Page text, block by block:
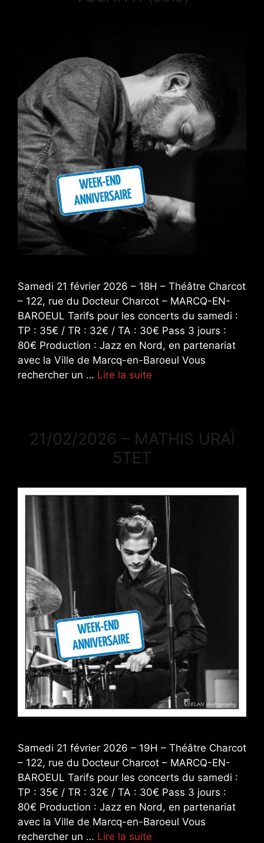
Samedi 21 février 2026 – 18H – Théâtre Charcot
– 122, rue du Docteur Charcot – MARCQ-EN-
BAROEUL Tarifs pour les concerts du samedi :
TP : 35€ / TR : 32€ / TA : 30€ Pass 3 jours :
80€ Production : Jazz en Nord, en partenariat
avec la Ville de Marcq-en-Baroeul Vous
rechercher un … Lire la suite
21/02/2026 – MATHIS URAÏ
5TET
Samedi 21 février 2026 – 19H – Théâtre Charcot
– 122, rue du Docteur Charcot – MARCQ-EN-
BAROEUL Tarifs pour les concerts du samedi :
TP : 35€ / TR : 32€ / TA : 30€ Pass 3 jours :
80€ Production : Jazz en Nord, en partenariat
avec la Ville de Marcq-en-Baroeul Vous
rechercher un … Lire la suite